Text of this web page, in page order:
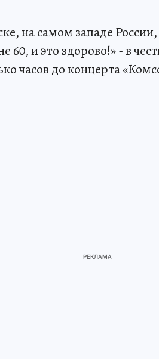
на самом западе
60, и это здорово!» - в
часов до концерта